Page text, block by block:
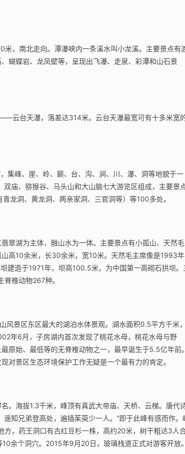
，南北走向。潭瀑峡内一条溪水叫小龙溪。主要景点有
蝴蝶岩、龙凤壁等，呈现出飞瀑、走泉、彩潭和山石景
云台天瀑，落差达314米。云台天瀑最宽可有十多米宽
集峰、崖、岭、巅、台、沟、涧、川、瀑、洞等地貌于一
庙、猕猴谷、马头山和大山脑七大游览区组成，主要景
龙洞、黄龙洞、两亲家洞、三官洞等）等100多处。
翠湖为主体，融山水为一体。主要景点有小孤山、天然毛
高10余米，长30余米，宽10米。天然毛主席像是1993年
建造于1971年，坝高100.5米，为中国第一高砌石拱坝。
椎动物267种。
风景区东区最大的湖泊水体景观。湖水面积0.5平方千米，
年6月，子房湖内首次发现了桃花水母，桃花水母与野
原始、最低等的无脊椎动物之一，最早诞生于5.5亿年前。
对景区生态环境保护工作无疑是一个最有力的肯定。
。海拔1.3千米，峰顶有真武大帝庙、天桥、云梯。唐代
知兄弟登高处，遍插茱萸少一人。”即于此峰有感而作。
，药王洞口有古红豆杉一株，高约20米，树干粗达3人
余个洞穴。2015年9月20日，玻璃栈道正式对游客开放。